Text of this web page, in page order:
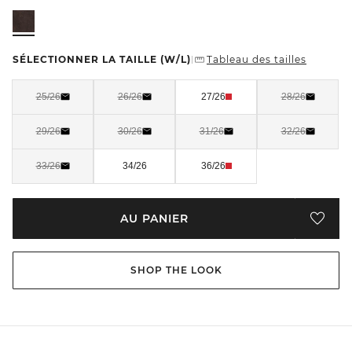
SÉLECTIONNER LA TAILLE (W/L) Tableau des tailles
25/26 26/26 27/26 28/26
29/26 30/26 31/26 32/26
33/26 34/26 36/26
AU PANIER
SHOP THE LOOK